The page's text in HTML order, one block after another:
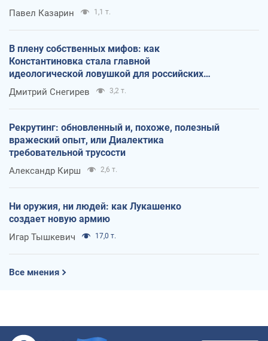
Павел Казарин 1,1 т.
В плену собственных мифов: как
Константиновка стала главной
идеологической ловушкой для российских
оккупантов
Дмитрий Снегирев 3,2 т.
Рекрутинг: обновленный и, похоже, полезный
вражеский опыт, или Диалектика
требовательной трусости
Александр Кирш 2,6 т.
Ни оружия, ни людей: как Лукашенко
создает новую армию
Игар Тышкевич 17,0 т.
Все мнения